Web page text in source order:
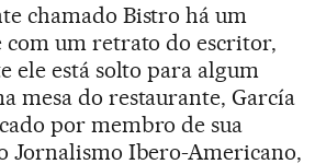
chamado Bistro há um
com um retrato do escritor,
ele está solto para algum
mesa do restaurante, García
por membro de sua
Jornalismo Ibero-Americano,